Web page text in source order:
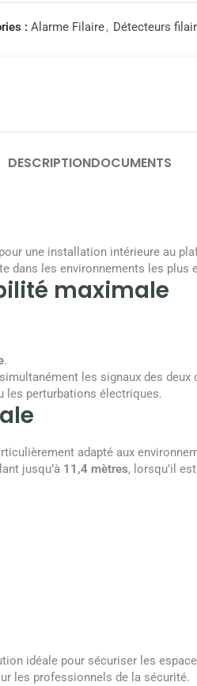
: Alarme Filaire, Détecteurs
DESCRIPTIONDOCUMENTS
une installation intérieure au
dans les environnements les plus
maximale
.
les signaux des
les perturbations électriques.
adapté aux
jusqu’à 11,4 mètres, lorsqu’il
idéale pour sécuriser les
les professionnels de la sécurité.